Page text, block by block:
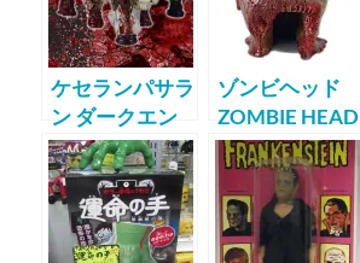
ケセランパサラ
ン ダークエン
パイア ゾンビ
ミニバスト
ゾンビヘッド
ZOMBIE HEAD